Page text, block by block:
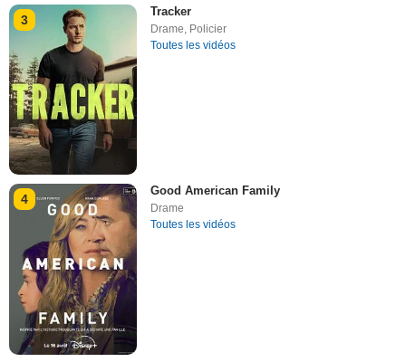
3
Tracker
Drame, Policier
Toutes les vidéos
4
Good American Family
Drame
Toutes les vidéos